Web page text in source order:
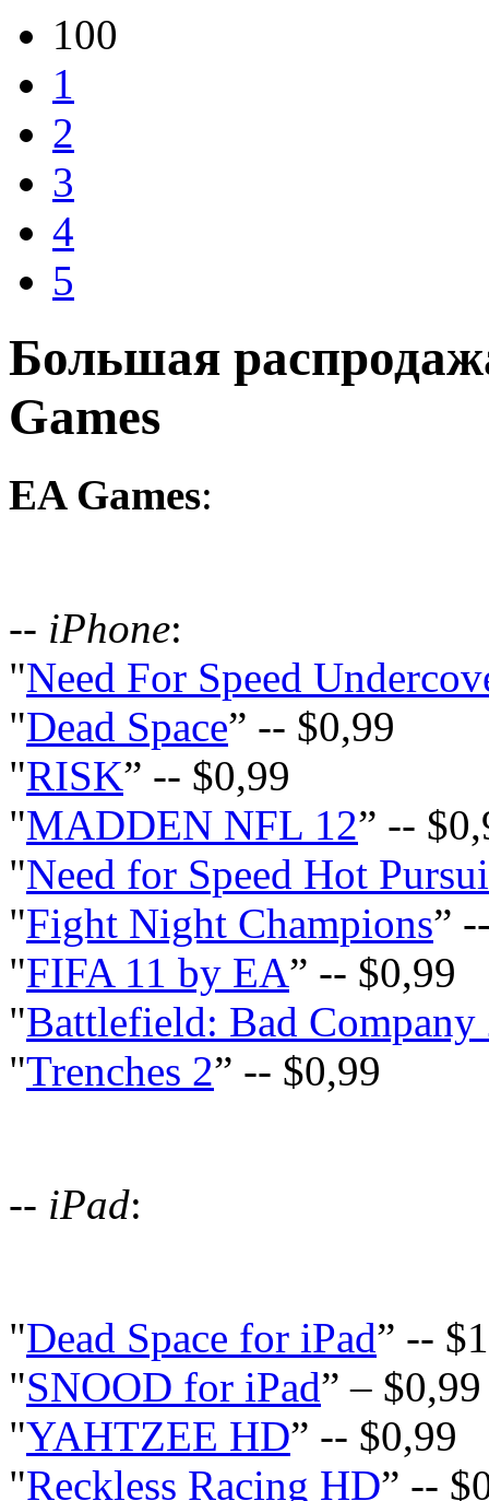
100
1
2
3
4
5
Большая
Games
EA Games:
-- iPhone:
"Need For Speed
"Dead Space” -- $0,99
"RISK” -- $0,99
"MADDEN NFL 12” --
"Need for Speed Hot
"Fight Night Champions”
"FIFA 11 by EA” -- $0,99
"Battlefield: Bad Company
"Trenches 2” -- $0,99
-- iPad:
"Dead Space for iPad” --
"SNOOD for iPad” – $0,99
"YAHTZEE HD” -- $0,99
"Reckless Racing HD” --